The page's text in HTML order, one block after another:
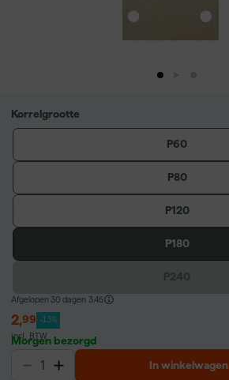
Korrelgrootte
P60
P80
P120
P180
Afgelopen 30 dagen 3,45
2,99 -13%
incl. BTW
Morgen bezorgd
In winkelwagen